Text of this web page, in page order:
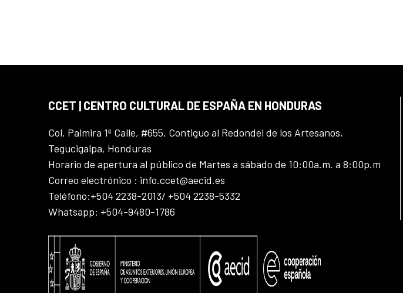
CCET | CENTRO CULTURAL DE ESPAÑA EN HONDURAS
Col. Palmira 1ª Calle, #655, Contiguo al Redondel de los Artesanos,
Tegucigalpa, Honduras
Horario de apertura al público de Martes a sábado de 10:00a.m. a 8:00p.m
Correo electrónico : info.ccet@aecid.es
Teléfono:+504 2238-2013/ +504 2238-5332
Whatsapp: +504-9480-1786